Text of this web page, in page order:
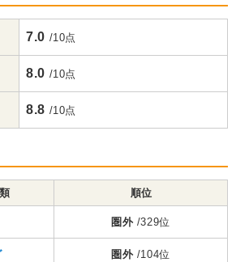
7.0 /10点
8.0 /10点
8.8 /10点
順位
圏外 /329位
圏外 /104位